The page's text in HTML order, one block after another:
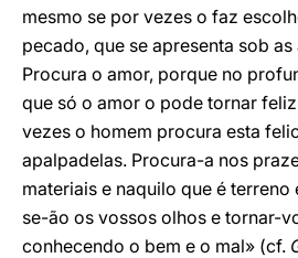
mesmo se por vezes o faz
pecado, que se apresenta sob
Procura o amor, porque no
que só o amor o pode tornar
vezes o homem procura esta
apalpadelas. Procura-a nos
materiais e naquilo que é
se-ão os vossos olhos e tornar-
conhecendo o bem e o mal» (cf.